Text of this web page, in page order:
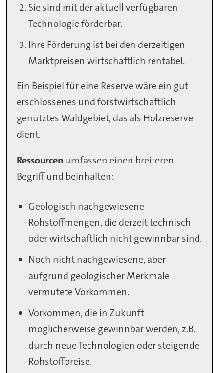
Sie sind mit der aktuell verfügbaren
Technologie förderbar.
Ihre Förderung ist bei den derzeitigen
Marktpreisen wirtschaftlich rentabel.
Ein Beispiel für eine Reserve wäre ein gut
erschlossenes und forstwirtschaftlich
genutztes Waldgebiet, das als Holzreserve
dient.
Ressourcen umfassen einen breiteren
Begriff und beinhalten:
Geologisch nachgewiesene
Rohstoffmengen, die derzeit technisch
oder wirtschaftlich nicht gewinnbar sind.
Noch nicht nachgewiesene, aber
aufgrund geologischer Merkmale
vermutete Vorkommen.
Vorkommen, die in Zukunft
möglicherweise gewinnbar werden, z.B.
durch neue Technologien oder steigende
Rohstoffpreise.